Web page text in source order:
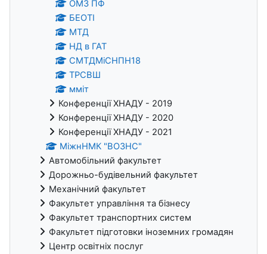
ОМЗ ПФ
БЕОТІ
МТД
НД в ГАТ
СМТДМіСНПН18
ТРСВШ
мміт
Конференції ХНАДУ - 2019
Конференції ХНАДУ - 2020
Конференції ХНАДУ - 2021
МіжнНМК "ВОЗНС"
Автомобільний факультет
Дорожньо-будівельний факультет
Механічний факультет
Факультет управління та бізнесу
Факультет транспортних систем
Факультет підготовки іноземних громадян
Центр освітніх послуг